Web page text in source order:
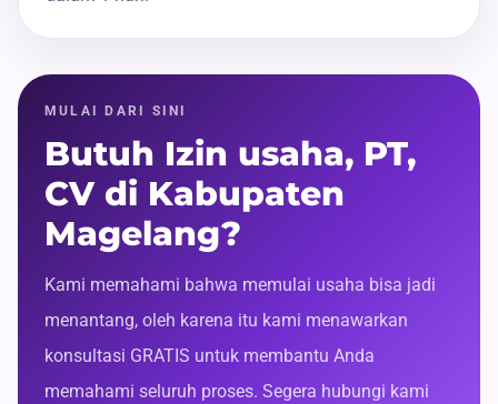
MULAI DARI SINI
Butuh Izin usaha, PT,
CV di Kabupaten
Magelang?
Kami memahami bahwa memulai usaha bisa jadi
menantang, oleh karena itu kami menawarkan
konsultasi GRATIS untuk membantu Anda
memahami seluruh proses. Segera hubungi kami